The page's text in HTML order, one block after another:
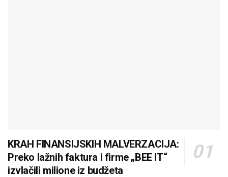
KRAH FINANSIJSKIH MALVERZACIJA:
Preko lažnih faktura i firme „BEE IT“
izvlačili milione iz budžeta